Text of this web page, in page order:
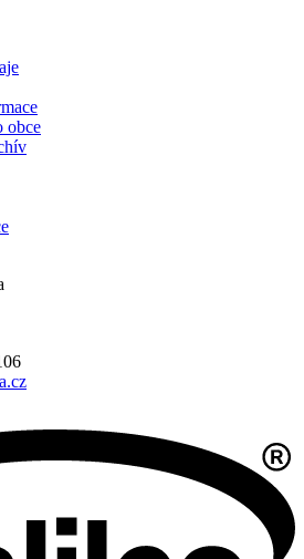
obce